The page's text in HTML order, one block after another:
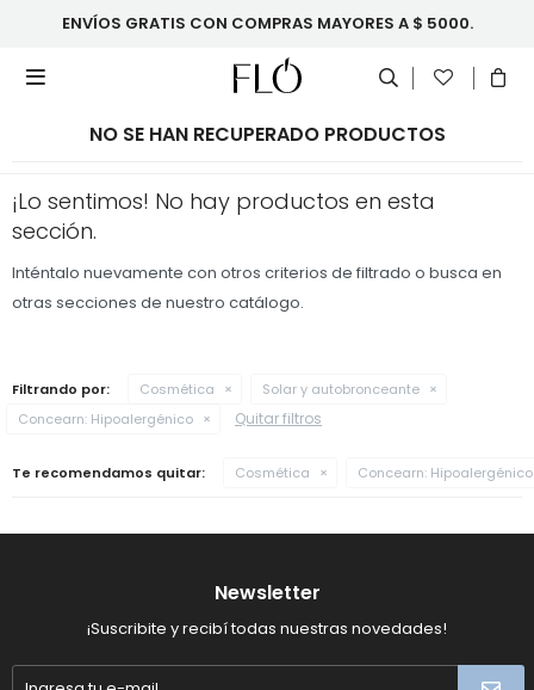
ENVÍOS GRATIS CON COMPRAS MAYORES A $ 5000.

NO SE HAN RECUPERADO PRODUCTOS
¡Lo sentimos! No hay productos en esta
sección.
Inténtalo nuevamente con otros criterios de filtrado o busca en
otras secciones de nuestro catálogo.
Filtrando por: Cosmética
Solar y autobronceante
Concearn: Hipoalergénico Quitar filtros
Te recomendamos quitar: Cosmética Concearn: Hipoalergénico
Newsletter
¡Suscribite y recibí todas nuestras novedades!